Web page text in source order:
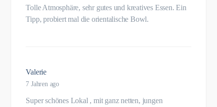
Tolle Atmosphäre, sehr gutes und kreatives Essen. Ein
Tipp, probiert mal die orientalische Bowl.
Valerie
7 Jahren ago
Super schönes Lokal , mit ganz netten, jungen